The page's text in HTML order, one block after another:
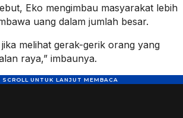
Eko mengimbau masyarakat lebih
uang dalam jumlah besar.
melihat gerak-gerik orang yang
raya,” imbaunya.